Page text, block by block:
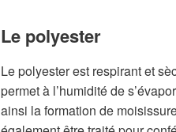
Le polyester
Le polyester est respirant et
permet à l’humidité de
ainsi la formation de